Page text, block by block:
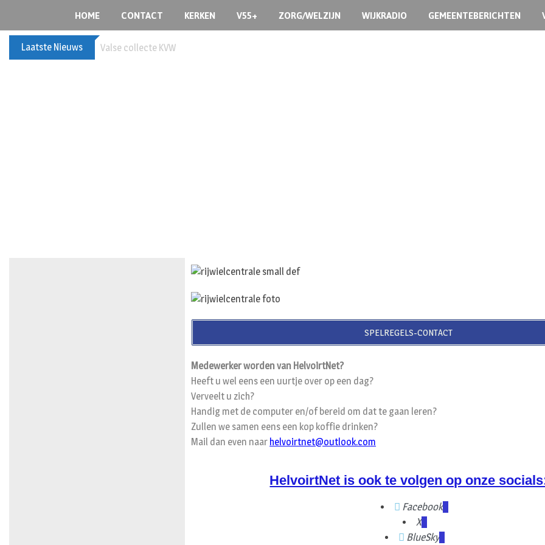
HOME CONTACT KERKEN V55+ ZORG/WELZIJN WIJKRADIO GEMEENTEBERICHTEN
Laatste Nieuws Valse collecte KVW
SPELREGELS-CONTACT
Medewerker worden van HelvoirtNet?
Heeft u wel eens een uurtje over op een dag?
Verveelt u zich?
Handig met de computer en/of bereid om dat te gaan leren?
Zullen we samen eens een kop koffie drinken?
Mail dan even naar helvoirtnet@outlook.com
HelvoirtNet is ook te volgen op onze
Facebook
X
BlueSky